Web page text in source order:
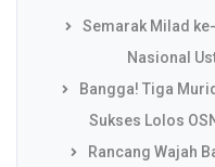
Semarak Milad
Nasional
Bangga! Tiga
Sukses Lolos
Rancang Wajah